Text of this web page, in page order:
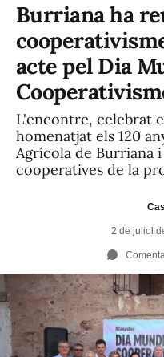
Burriana ha
acte pel Dia
L'encontre, celebrat
homenatjat els 120
Agrícola de Burriana
cooperatives de la
2 de juliol